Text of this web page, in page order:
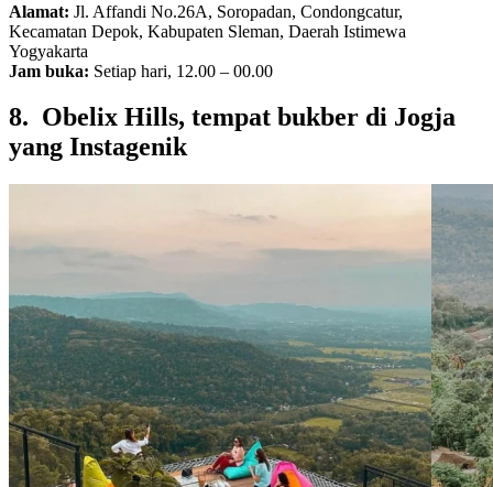
Alamat: Jl. Affandi No.26A, Soropadan, Condongcatur,
Kecamatan Depok, Kabupaten Sleman, Daerah Istimewa
Yogyakarta
Jam buka: Setiap hari, 12.00 – 00.00
8. Obelix Hills, tempat bukber di Jogja
yang Instagenik